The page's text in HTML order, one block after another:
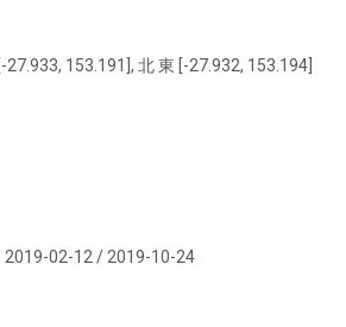
27.933, 153.191], 北 東 [-27.932, 153.194]
2019-02-12 / 2019-10-24